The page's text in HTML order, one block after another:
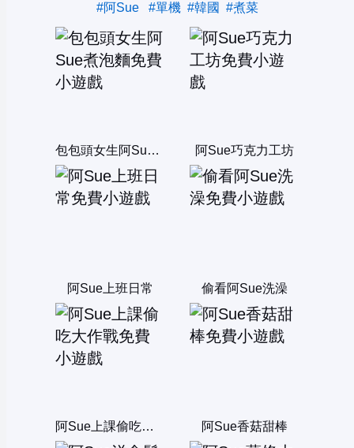
#阿Sue #單機 #韓國 #煮菜
包包頭女生阿Sue煮泡麵 阿Sue巧克力工坊
阿Sue上班日常 偷看阿Sue洗澡
阿Sue上課偷吃大作戰 阿Sue香菇甜棒